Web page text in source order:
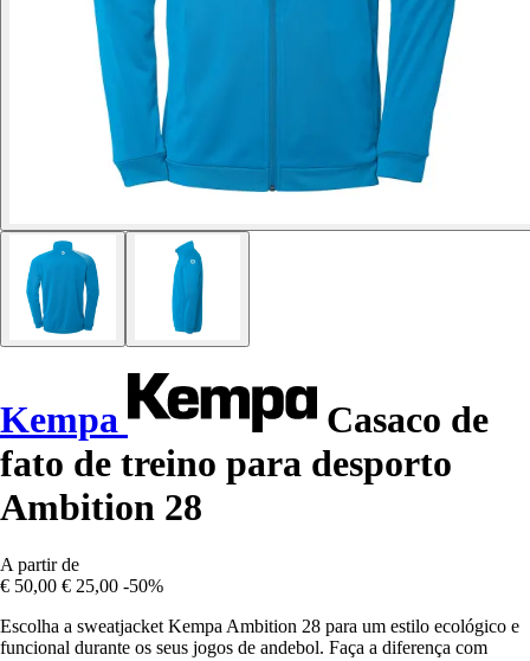
Kempa
Casaco de
fato de treino para desporto
Ambition 28
A partir de
€ 50,00 € 25,00 -50%
Escolha a sweatjacket Kempa Ambition 28 para um estilo ecológico e
funcional durante os seus jogos de andebol. Faça a diferença com